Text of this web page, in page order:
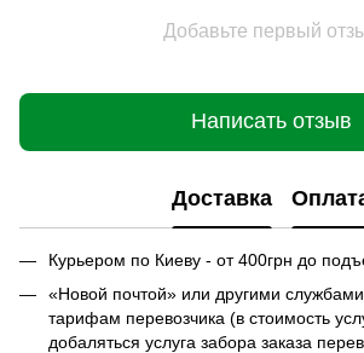
Добавьте первый
Написать отзыв
Доставка
Курьером по Киеву - от 400грн до
«Новой почтой» или другими
тарифам перевозчика (в стоимость
добаляться услуга забора заказа